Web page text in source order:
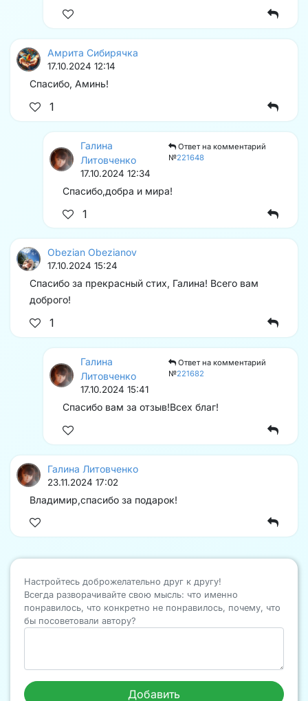
Амрита Сибирячка
17.10.2024 12:14
Спасибо, Аминь!
1
Галина
Литовченко
Ответ на комментарий
№221648
17.10.2024 12:34
Спасибо,добра и мира!
1
Obezian Obezianov
17.10.2024 15:24
Спасибо за прекрасный стих, Галина! Всего вам
доброго!
1
Галина
Литовченко
Ответ на комментарий
№221682
17.10.2024 15:41
Спасибо вам за отзыв!Всех благ!
Галина Литовченко
23.11.2024 17:02
Владимир,спасибо за подарок!
Настройтесь доброжелательно друг к другу!
Всегда разворачивайте свою мысль: что именно
понравилось, что конкретно не понравилось, почему, что
бы посоветовали автору?